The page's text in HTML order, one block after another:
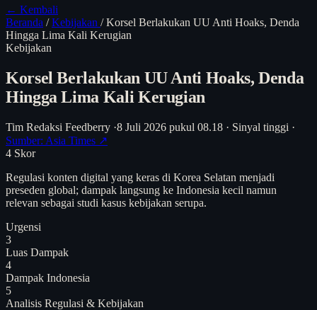
← Kembali
Beranda / Kebijakan / Korsel Berlakukan UU Anti Hoaks, Denda
Hingga Lima Kali Kerugian
Kebijakan
Korsel Berlakukan UU Anti Hoaks, Denda
Hingga Lima Kali Kerugian
Tim Redaksi Feedberry ·8 Juli 2026 pukul 08.18 · Sinyal tinggi ·
Sumber: Asia Times ↗
4 Skor
Regulasi konten digital yang keras di Korea Selatan menjadi
preseden global; dampak langsung ke Indonesia kecil namun
relevan sebagai studi kasus kebijakan serupa.
Urgensi
3
Luas Dampak
4
Dampak Indonesia
5
Analisis Regulasi & Kebijakan